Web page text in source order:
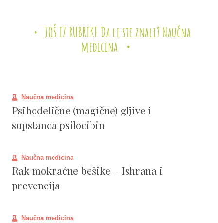
JOŠ IZ RUBRIKE Da li ste znali? Naučna
medicina
Naučna medicina
Psihodelične (magične) gljive i
supstanca psilocibin
Naučna medicina
Rak mokraćne bešike – Ishrana i
prevencija
Naučna medicina